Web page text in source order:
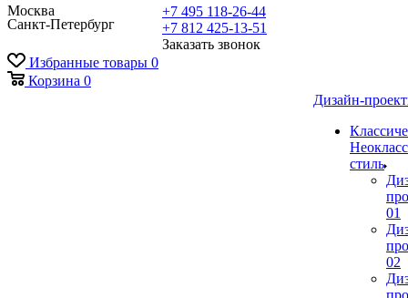
Москва
Санкт-Петербург
+7 495 118-26-44
+7 812 425-13-51
Заказать звонок
Избранные товары 0
Корзина 0
Дизайн-
стиль
01
02